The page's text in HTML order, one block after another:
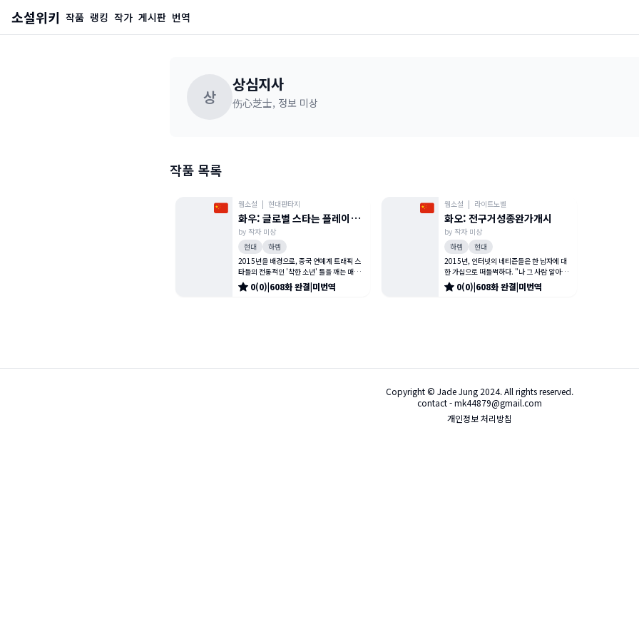
소설위키 작품 랭킹 작가 게시판 번역
상
상심지사
伤心芝士, 정보 미상
작품 목록
웹소설 | 현대판타지
화우: 글로벌 스타는 플레이보
이부터 시작한다
by 작자 미상
현대
하렘
2015년을 배경으로, 중국 연예계 트래픽 스
타들의 전통적인 '착한 소년' 틀을 깨는 매우
매력적이고 재능 있는 남성 아티스트 설해(薛
海)의 이야기를 다룬다. 2015년, 사람
0(0)|608화완결|미번역
웹소설 | 라이트노벨
화오: 전구거성종완가개시
by 작자 미상
하렘
현대
2015년, 인터넷의 네티즌들은 한 남자에 대
한 가십으로 떠들썩하다. "나 그 사람 알아.
완전 플레이보이잖아. 맨날 클럽이나 가고."
"난 저런 고급스러운 플레이보이가 좋더라
0(0)|608화완결|미번역
Copyright © Jade Jung 2024. All rights reserved.
contact - mk44879@gmail.com
개인정보 처리방침